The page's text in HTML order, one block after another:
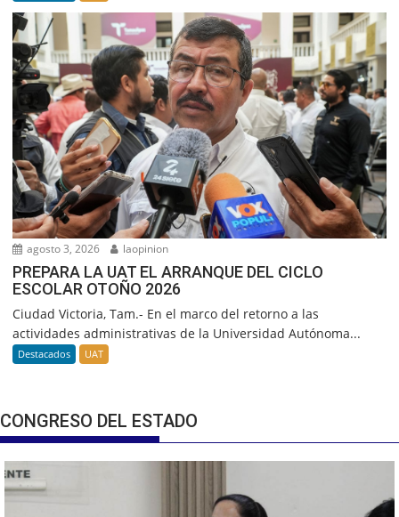
agosto 3, 2026 laopinion
PREPARA LA UAT EL ARRANQUE DEL CICLO
ESCOLAR OTOÑO 2026
Ciudad Victoria, Tam.- En el marco del retorno a las
actividades administrativas de la Universidad Autónoma...
Destacados UAT
CONGRESO DEL ESTADO